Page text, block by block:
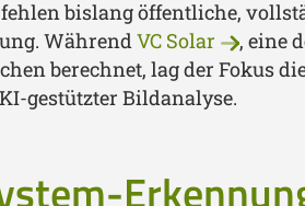
bislang öffentliche,
WährendVC Solar
, eine
berechnet, lag der Fokus
gestützter Bildanalyse.